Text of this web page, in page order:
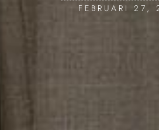
FEBRUARI 27,